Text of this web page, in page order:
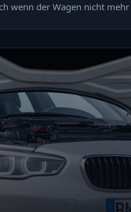
wenn der Wagen nicht